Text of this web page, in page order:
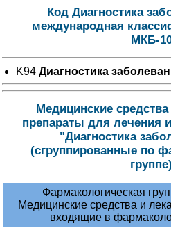
Код Диагностика
международная
МКБ-
K94 Диагностика
Медицинские
препараты для лечения
"Диагностика
(сгруппированные по
Фармакологическая
Медицинские средства и
входящие в